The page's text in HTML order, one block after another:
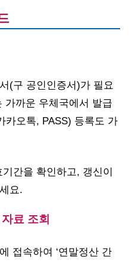
(구 공인인증서)가 필요
가까운 우체국에서 발급
카오톡, PASS) 등록도 가
기간을 확인하고, 갱신이
요.
료 조회
접속하여 ‘연말정산 간